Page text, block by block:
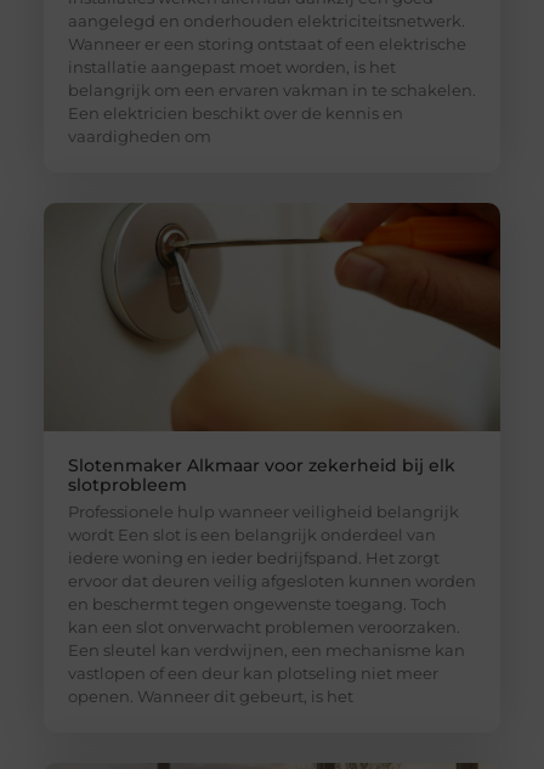
aangelegd en onderhouden elektriciteitsnetwerk.
Wanneer er een storing ontstaat of een elektrische
installatie aangepast moet worden, is het
belangrijk om een ervaren vakman in te schakelen.
Een elektricien beschikt over de kennis en
vaardigheden om
Slotenmaker Alkmaar voor zekerheid bij elk
slotprobleem
Professionele hulp wanneer veiligheid belangrijk
wordt Een slot is een belangrijk onderdeel van
iedere woning en ieder bedrijfspand. Het zorgt
ervoor dat deuren veilig afgesloten kunnen worden
en beschermt tegen ongewenste toegang. Toch
kan een slot onverwacht problemen veroorzaken.
Een sleutel kan verdwijnen, een mechanisme kan
vastlopen of een deur kan plotseling niet meer
openen. Wanneer dit gebeurt, is het